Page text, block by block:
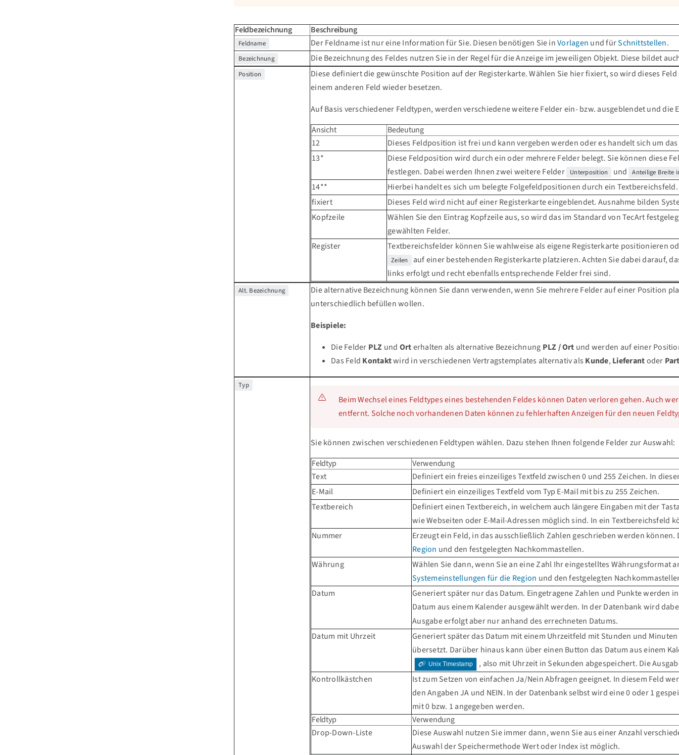
Feldbezeichnung Beschreibung
Feldname Der Feldname ist nur eine Information für Sie. Diesen benötigen Sie inVorlagen und fürSchnittstellen.
Bezeichnung Die Bezeichnung des Feldes nutzen Sie in der Regel für die Anzeige im jeweiligen Objekt. Diese bildet
Position
Diese definiert die gewünschte Position auf der Registerkarte. Wählen Sie hier fixiert, so wird dieses
einem anderen Feld wieder besetzen.
Auf Basis verschiedener Feldtypen, werden verschiedene weitere Felder ein- bzw. ausgeblendet und
Ansicht
Bedeutung
12
Dieses Feldposition ist frei und kann vergeben werden oder es handelt sich um
13*
Diese Feldposition wird durch ein oder mehrere Felder belegt. Sie können diese
festlegen. Dabei werden Ihnen zwei weitere Felder
Unterposition und Anteilige Breite
14**
Hierbei handelt es sich um belegte Folgefeldpositionen durch ein
fixiert
Dieses Feld wird nicht auf einer Registerkarte eingeblendet. Ausnahme bilden
Kopfzeile
Wählen Sie den Eintrag Kopfzeile aus, so wird das im Standard von TecArt
gewählten Felder.
Register
Textbereichsfelder können Sie wahlweise als eigene Registerkarte positionieren
Zeilen
auf einer bestehenden Registerkarte platzieren. Achten Sie dabei darauf,
links erfolgt und recht ebenfalls entsprechende Felder frei sind.
Alt. Bezeichnung
Die alternative Bezeichnung können Sie dann verwenden, wenn Sie mehrere Felder auf einer Position
unterschiedlich befüllen wollen.
Beispiele:
Die Felder PLZ und Orterhalten als alternative Bezeichnung PLZ / Ort und werden auf einer
Das Feld Kontaktwird in verschiedenen Vertragstemplates alternativ als Kunde,Lieferantoder
Typ
Beim Wechsel eines Feldtypes eines bestehenden Feldes können Daten verloren gehen. Auch
entfernt. Solche noch vorhandenen Daten können zu fehlerhaften Anzeigen für den neuen
Sie können zwischen verschiedenen Feldtypen wählen. Dazu stehen Ihnen folgende Felder zur Auswahl:
Feldtyp
Verwendung
Text
Definiert ein freies einzeiliges Textfeld zwischen 0 und 255 Zeichen. In
E-Mail
Definiert ein einzeiliges Textfeld vom Typ E-Mail mit bis zu 255 Zeichen.
Textbereich
Definiert einen Textbereich, in welchem auch längere Eingaben mit der
wie Webseiten oder E-Mail-Adressen möglich sind. In ein Textbereichsfeld
Nummer
Erzeugt ein Feld, in das ausschließlich Zahlen geschrieben werden
Region und den festgelegten Nachkommastellen.
Währung
Wählen Sie dann, wenn Sie an eine Zahl Ihr eingestelltes Währungsformat
Systemeinstellungen für die Region und den festgelegten
Datum
Generiert später nur das Datum. Eingetragene Zahlen und Punkte
Datum aus einem Kalender ausgewählt werden. In der Datenbank wird
Ausgabe erfolgt aber nur anhand des errechneten Datums.
Datum mit Uhrzeit
Generiert später das Datum mit einem Uhrzeitfeld mit Stunden und
übersetzt. Darüber hinaus kann über einen Button das Datum aus einem
Unix Timestamp
, also mit Uhrzeit in Sekunden abgespeichert. Die
Kontrollkästchen
Ist zum Setzen von einfachen Ja/Nein Abfragen geeignet. In diesem Feld
den Angaben JA und NEIN. In der Datenbank selbst wird eine 0 oder 1
mit 0 bzw. 1 angegeben werden.
Feldtyp
Verwendung
Drop-Down-Liste
Diese Auswahl nutzen Sie immer dann, wenn Sie aus einer Anzahl
Auswahl der Speichermethode Wert oder Index ist möglich.